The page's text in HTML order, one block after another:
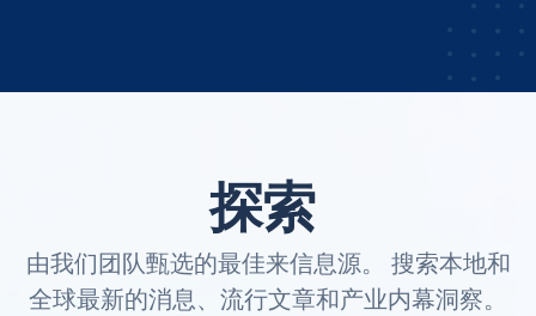
探索
由我们团队甄选的最佳来信息源。 搜索本地和
全球最新的消息、流行文章和产业内幕洞察。